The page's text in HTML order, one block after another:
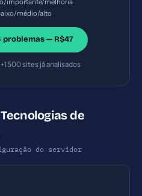
médio/alto
problemas — R$47
sites já analisados
de
do servidor